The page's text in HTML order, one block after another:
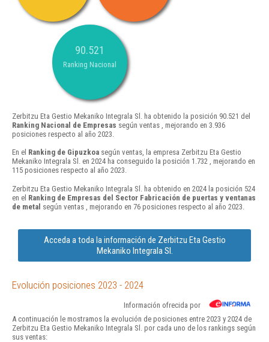
90.521
Ranking Nacional
Zerbitzu Eta Gestio Mekaniko Integrala Sl. ha obtenido la posición 90.521 del
Ranking Nacional de Empresas según ventas , mejorando en 3.936
posiciones respecto al año 2023.
En el Ranking de Gipuzkoa según ventas, la empresa Zerbitzu Eta Gestio
Mekaniko Integrala Sl. en 2024 ha conseguido la posición 1.732 , mejorando en
115 posiciones respecto al año 2023.
Zerbitzu Eta Gestio Mekaniko Integrala Sl. ha obtenido en 2024 la posición 524
en el Ranking de Empresas del Sector Fabricación de puertas y ventanas
de metal según ventas , mejorando en 76 posiciones respecto al año 2023.
Acceda a toda la información de Zerbitzu Eta Gestio
Mekaniko Integrala Sl.
Evolución posiciones 2023 - 2024
Información ofrecida por
A continuación le mostramos la evolución de posiciones entre 2023 y 2024 de
Zerbitzu Eta Gestio Mekaniko Integrala Sl. por cada uno de los rankings según
sus ventas: